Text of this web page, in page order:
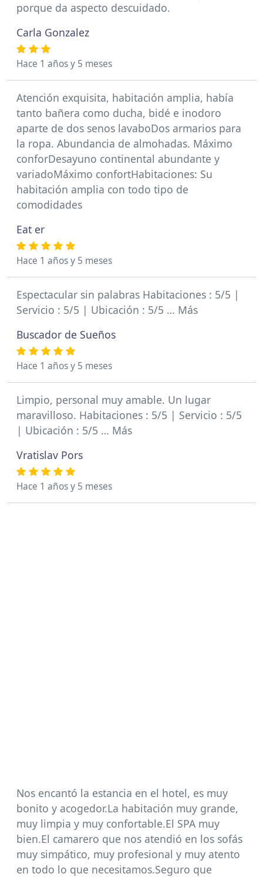
porque da aspecto descuidado.
Carla Gonzalez
Hace 1 años y 5 meses
Atención exquisita, habitación amplia, había
tanto bañera como ducha, bidé e inodoro
aparte de dos senos lavaboDos armarios para
la ropa. Abundancia de almohadas. Máximo
conforDesayuno continental abundante y
variadoMáximo confortHabitaciones: Su
habitación amplia con todo tipo de
comodidades
Eat er
Hace 1 años y 5 meses
Espectacular sin palabras Habitaciones : 5/5 |
Servicio : 5/5 | Ubicación : 5/5 … Más
Buscador de Sueños
Hace 1 años y 5 meses
Limpio, personal muy amable. Un lugar
maravilloso. Habitaciones : 5/5 | Servicio : 5/5
| Ubicación : 5/5 … Más
Vratislav Pors
Hace 1 años y 5 meses
Nos encantó la estancia en el hotel, es muy
bonito y acogedor.La habitación muy grande,
muy limpia y muy confortable.El SPA muy
bien.El camarero que nos atendió en los sofás
muy simpático, muy profesional y muy atento
en todo lo que necesitamos.Seguro que